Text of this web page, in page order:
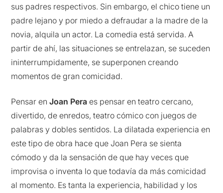
sus padres respectivos. Sin embargo, el chico tiene un
padre lejano y por miedo a defraudar a la madre de la
novia, alquila un actor. La comedia está servida. A
partir de ahí, las situaciones se entrelazan, se suceden
ininterrumpidamente, se superponen creando
momentos de gran comicidad.
Pensar enJoan Pera es pensar en teatro cercano,
divertido, de enredos, teatro cómico con juegos de
palabras y dobles sentidos. La dilatada experiencia en
este tipo de obra hace que Joan Pera se sienta
cómodo y da la sensación de que hay veces que
improvisa o inventa lo que todavía da más comicidad
al momento. Es tanta la experiencia, habilidad y los